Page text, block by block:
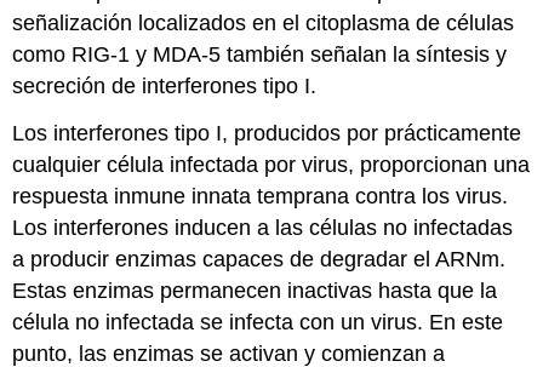
señalización localizados en el citoplasma de células
como RIG-1 y MDA-5 también señalan la síntesis y
secreción de interferones tipo I.
Los interferones tipo I, producidos por prácticamente
cualquier célula infectada por virus, proporcionan una
respuesta inmune innata temprana contra los virus.
Los interferones inducen a las células no infectadas
a producir enzimas capaces de degradar el ARNm.
Estas enzimas permanecen inactivas hasta que la
célula no infectada se infecta con un virus. En este
punto, las enzimas se activan y comienzan a